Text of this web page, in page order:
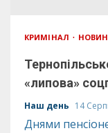
КРИМІНАЛ
«липова»
Наш день 14
Днями